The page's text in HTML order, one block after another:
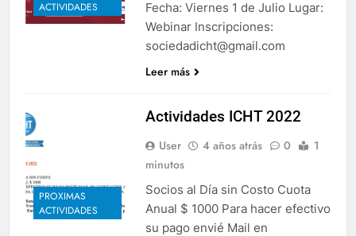
ACTIVIDADES
Fecha: Viernes 1 de Julio Lugar:
Webinar Inscripciones:
sociedadicht@gmail.com
Leer más
PROXIMAS
ACTIVIDADES
Actividades ICHT 2022
User 4 años atrás 0
1
minutos
Socios al Día sin Costo Cuota
Anual $ 1000 Para hacer efectivo
su pago envié Mail en